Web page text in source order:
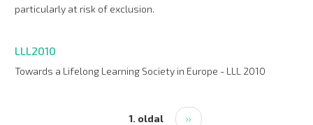
particularly at risk of exclusion.
LLL2010
Towards a Lifelong Learning Society in Europe - LLL 2010
1. oldal
Következő
››